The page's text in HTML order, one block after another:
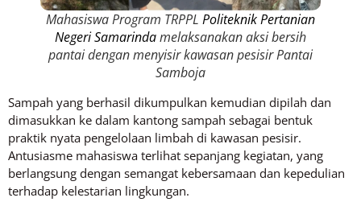
Mahasiswa Program TRPPL Politeknik Pertanian
Negeri Samarindamelaksanakan aksi bersih
pantai dengan menyisir kawasan pesisir Pantai
Samboja
Sampah yang berhasil dikumpulkan kemudian dipilah dan
dimasukkan ke dalam kantong sampah sebagai bentuk
praktik nyata pengelolaan limbah di kawasan pesisir.
Antusiasme mahasiswa terlihat sepanjang kegiatan, yang
berlangsung dengan semangat kebersamaan dan kepedulian
terhadap kelestarian lingkungan.